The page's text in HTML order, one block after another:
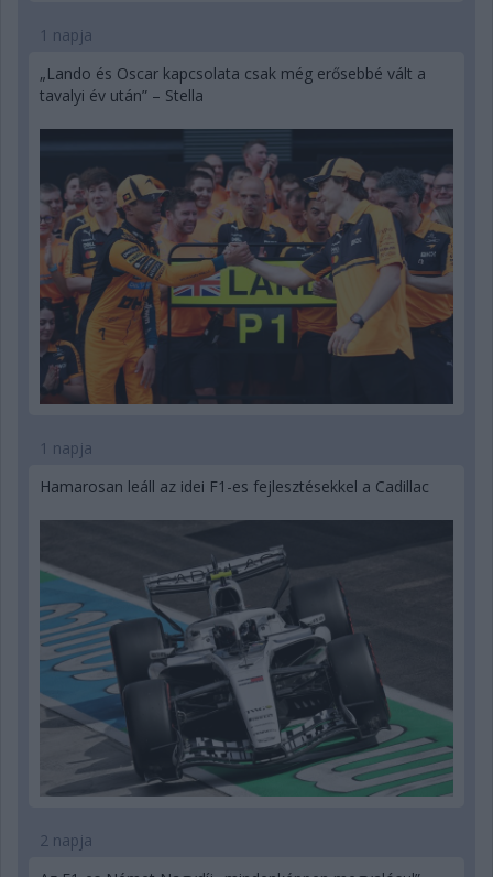
1 napja
„Lando és Oscar kapcsolata csak még erősebbé vált a
tavalyi év után” – Stella
1 napja
Hamarosan leáll az idei F1-es fejlesztésekkel a Cadillac
2 napja